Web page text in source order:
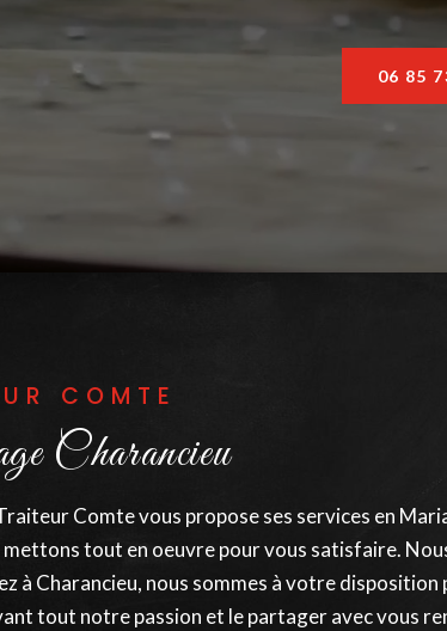
06 85
COMTE
Charancieu
Comte vous propose ses services en
tout en oeuvre pour vous satisfaire.
à Charancieu, nous sommes à votre
tout notre passion et le partager avec vous